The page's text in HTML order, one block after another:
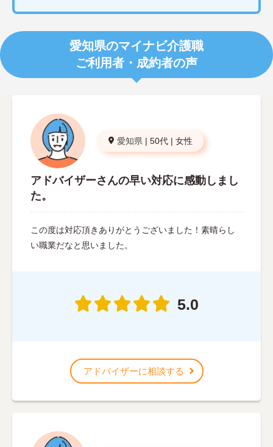
愛知県のマイナビ介護職
ご利用者・成約者の声
愛知県 | 50代 | 女性
アドバイザーさんの早い対応に感動しまし
た。
この度は対応頂きありがとうございました！素晴らし
い職業だなと思いました。
5.0
アドバイザーに相談する